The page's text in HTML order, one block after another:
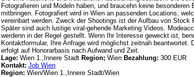
Fotografieren und Modeln haben, und braucehn keine besonderen
mitbringen. Fotografiert wird in Wien an passenden Locations,
vereinbart werden. Zweck der Shootings ist der Aufbau von Stock
Später sind auch lustige viral-gehende Marketing Videos.
werdenn in der Regel gestellt. Wenn Ihr Interesse geweckt ist,
Kontaktformular, Ihre Anfrage wird möglichst zeitnah beantwortet.
erfolgt auf Honorarbasis nach Aufwand und Zeit.
Lage: Wien 1.,Innere Stadt Region; Wien Bezahlung: 300 EUR
Kontakt: Job Wien
Region: Wien/Wien 1.,Innere Stadt/Wien